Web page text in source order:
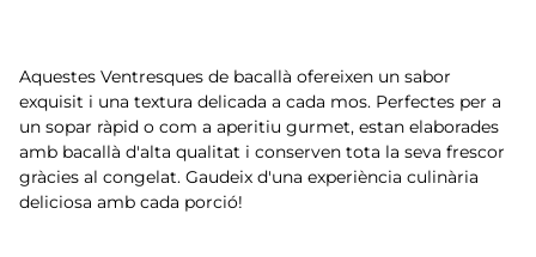
Aquestes Ventresques de bacallà ofereixen un sabor
exquisit i una textura delicada a cada mos. Perfectes per a
un sopar ràpid o com a aperitiu gurmet, estan elaborades
amb bacallà d'alta qualitat i conserven tota la seva frescor
gràcies al congelat. Gaudeix d'una experiència culinària
deliciosa amb cada porció!
5. menus
mejillon
7. calamar sirena